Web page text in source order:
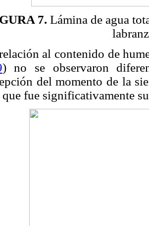
7. Lámina de agua
al contenido de
) no se observaron
del momento de la
que fue significativamente